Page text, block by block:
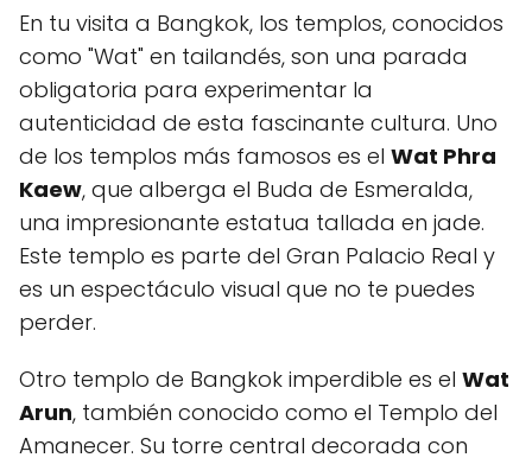
En tu visita a Bangkok, los templos, conocidos
como "Wat" en tailandés, son una parada
obligatoria para experimentar la
autenticidad de esta fascinante cultura. Uno
de los templos más famosos es el Wat Phra
Kaew, que alberga el Buda de Esmeralda,
una impresionante estatua tallada en jade.
Este templo es parte del Gran Palacio Real y
es un espectáculo visual que no te puedes
perder.
Otro templo de Bangkok imperdible es el Wat
Arun, también conocido como el Templo del
Amanecer. Su torre central decorada con